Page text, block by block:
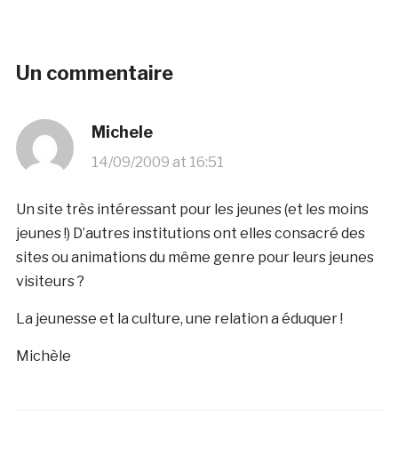
Un commentaire
Michele
14/09/2009 at 16:51
Un site très intéressant pour les jeunes (et les moins
jeunes !) D’autres institutions ont elles consacré des
sites ou animations du même genre pour leurs jeunes
visiteurs ?
La jeunesse et la culture, une relation a éduquer !
Michèle